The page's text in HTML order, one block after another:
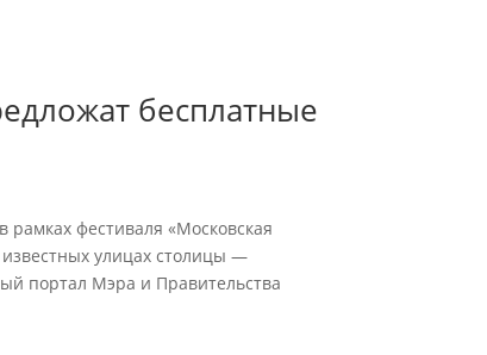
бесплатные
рамках фестиваля «Московская
известных улицах столицы —
портал Мэра и Правительства